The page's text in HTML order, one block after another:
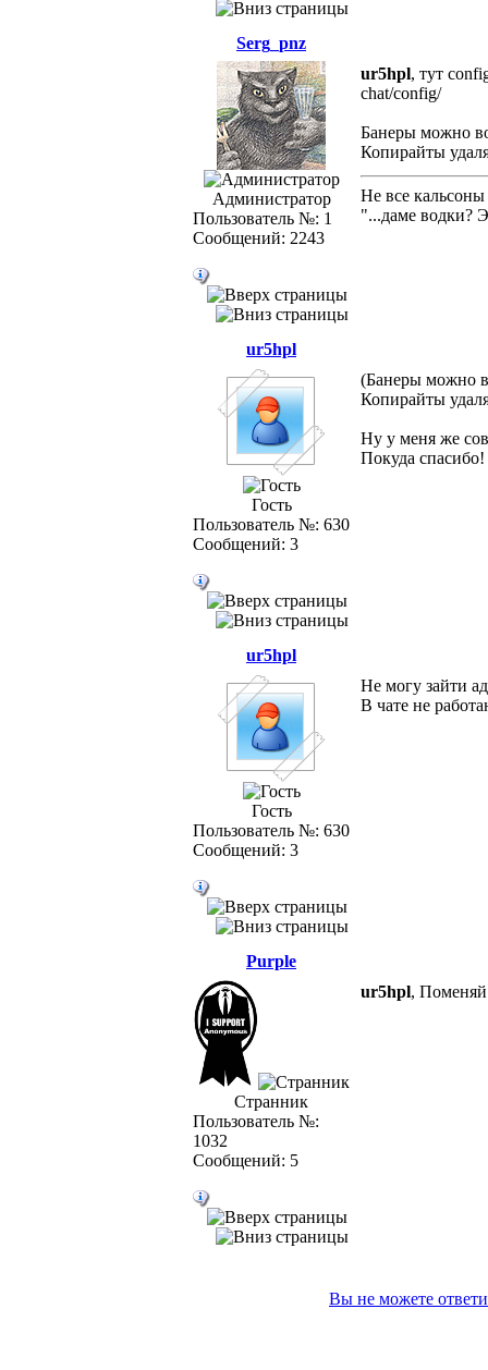
Serg_pnz
Администратор
Пользователь №: 1
Сообщений: 2243
ur5hpl, тут
chat/config/
Банеры можно
Копирайты
Не все
"...даме водки?
ur5hpl
Гость
Пользователь №: 630
Сообщений: 3
(Банеры можно
Копирайты
Ну у меня же
Покуда спасибо!
ur5hpl
Гость
Пользователь №: 630
Сообщений: 3
Не могу зайти
В чате не
Purple
Странник
Пользователь №:
1032
Сообщений: 5
ur5hpl, Поменяй
Вы не можете